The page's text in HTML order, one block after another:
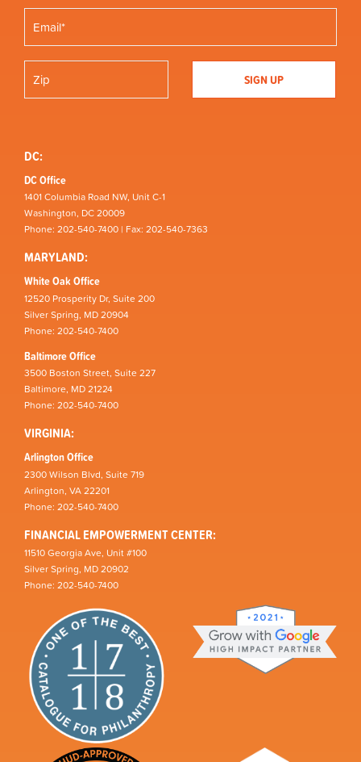
DC:
DC Office
1401 Columbia Road NW, Unit C-1
Washington, DC 20009
Phone: 202-540-7400 | Fax: 202-540-7363
MARYLAND:
White Oak Office
12520 Prosperity Dr, Suite 200
Silver Spring, MD 20904
Phone: 202-540-7400
Baltimore Office
3500 Boston Street, Suite 227
Baltimore, MD 21224
Phone: 202-540-7400
VIRGINIA:
Arlington Office
2300 Wilson Blvd, Suite 719
Arlington, VA 22201
Phone: 202-540-7400
FINANCIAL EMPOWERMENT CENTER:
11510 Georgia Ave, Unit #100
Silver Spring, MD 20902
Phone: 202-540-7400